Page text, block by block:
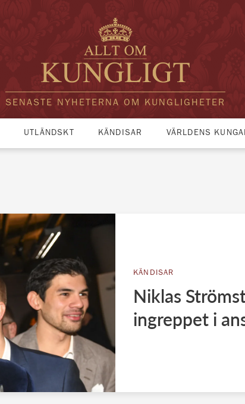
SENASTE NYHETERNA OM KUNGLIGHETER
UTLÄNDSKT KÄNDISAR VÄRLDENS
KÄNDISAR
Niklas
ingreppet i